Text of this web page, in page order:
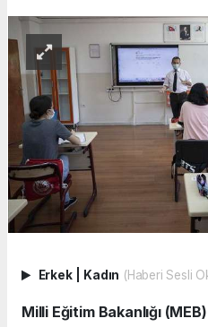
Erkek Kadın (Haberi Sesli
Milli Eğitim Bakanlığı (MEB)